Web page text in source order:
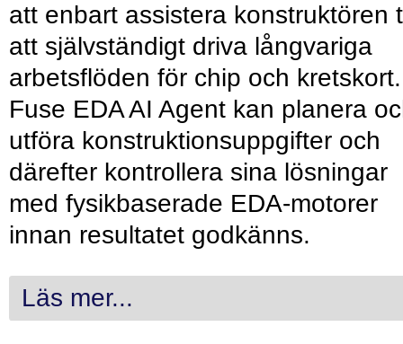
att enbart assistera konstruktören
att självständigt driva långvariga
arbetsflöden för chip och kretskort.
Fuse EDA AI Agent kan planera
utföra konstruktionsuppgifter och
därefter kontrollera sina lösningar
med fysikbaserade EDA-motorer
innan resultatet godkänns.
Läs mer...